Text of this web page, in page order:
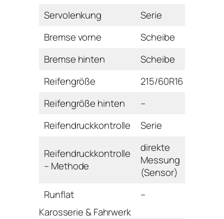
Servolenkung
Serie
Bremse vorne
Scheibe
Bremse hinten
Scheibe
Reifengröße
215/60R16
Reifengröße hinten
–
Reifendruckkontrolle
Serie
Reifendruckkontrolle
– Methode
direkte
Messung
(Sensor)
Runflat
–
Karosserie & Fahrwerk